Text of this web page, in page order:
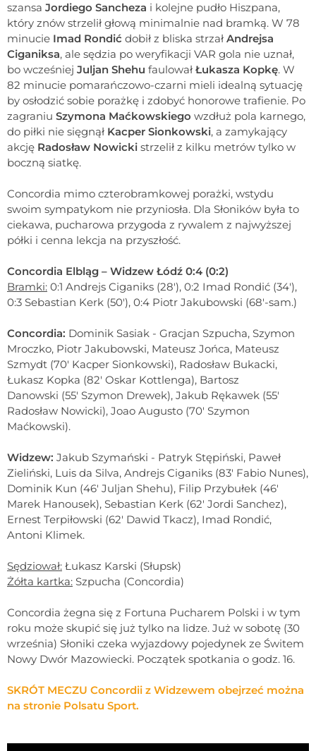
szansa Jordiego Sancheza i kolejne pudło Hiszpana,
który znów strzelił głową minimalnie nad bramką. W 78
minucie Imad Rondić dobił z bliska strzał Andrejsa
Ciganiksa, ale sędzia po weryfikacji VAR gola nie uznał,
bo wcześniej Juljan Shehu faulował Łukasza Kopkę. W
82 minucie pomarańczowo-czarni mieli idealną sytuację
by osłodzić sobie porażkę i zdobyć honorowe trafienie. Po
zagraniu Szymona Maćkowskiego wzdłuż pola karnego,
do piłki nie sięgnął Kacper Sionkowski, a zamykający
akcję Radosław Nowicki strzelił z kilku metrów tylko w
boczną siatkę.
Concordia mimo czterobramkowej porażki, wstydu
swoim sympatykom nie przyniosła. Dla Słoników była to
ciekawa, pucharowa przygoda z rywalem z najwyższej
półki i cenna lekcja na przyszłość.
Concordia Elbląg – Widzew Łódź 0:4 (0:2)
Bramki: 0:1 Andrejs Ciganiks (28'), 0:2 Imad Rondić (34'),
0:3 Sebastian Kerk (50'), 0:4 Piotr Jakubowski (68'-sam.)
Concordia: Dominik Sasiak - Gracjan Szpucha, Szymon
Mroczko, Piotr Jakubowski, Mateusz Jońca, Mateusz
Szmydt (70' Kacper Sionkowski), Radosław Bukacki,
Łukasz Kopka (82' Oskar Kottlenga), Bartosz
Danowski (55' Szymon Drewek), Jakub Rękawek (55'
Radosław Nowicki), Joao Augusto (70' Szymon
Maćkowski).
Widzew: Jakub Szymański - Patryk Stępiński, Paweł
Zieliński, Luis da Silva, Andrejs Ciganiks (83' Fabio Nunes),
Dominik Kun (46' Juljan Shehu), Filip Przybułek (46'
Marek Hanousek), Sebastian Kerk (62' Jordi Sanchez),
Ernest Terpiłowski (62' Dawid Tkacz), Imad Rondić,
Antoni Klimek.
Sędziował: Łukasz Karski (Słupsk)
Żółta kartka: Szpucha (Concordia)
Concordia żegna się z Fortuna Pucharem Polski i w tym
roku może skupić się już tylko na lidze. Już w sobotę (30
września) Słoniki czeka wyjazdowy pojedynek ze Świtem
Nowy Dwór Mazowiecki. Początek spotkania o godz. 16.
SKRÓT MECZU Concordii z Widzewem obejrzeć można
na stronie Polsatu Sport.